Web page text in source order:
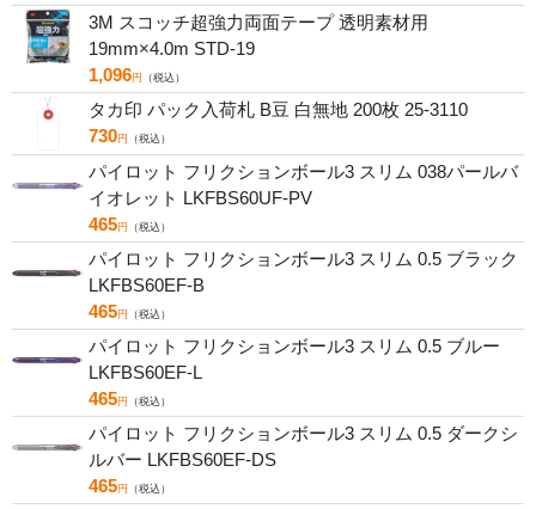
3M スコッチ超強力両面テープ 透明素材用
19mm×4.0m STD-19
1,096円 （税込）
タカ印 パック入荷札 B豆 白無地 200枚 25-3110
730円 （税込）
パイロット フリクションボール3 スリム 038パールバ
イオレット LKFBS60UF-PV
465円 （税込）
パイロット フリクションボール3 スリム 0.5 ブラック
LKFBS60EF-B
465円 （税込）
パイロット フリクションボール3 スリム 0.5 ブルー
LKFBS60EF-L
465円 （税込）
パイロット フリクションボール3 スリム 0.5 ダークシ
ルバー LKFBS60EF-DS
465円 （税込）